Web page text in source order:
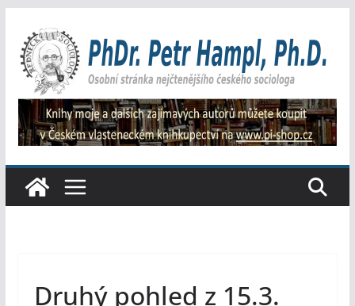
obsah
Druhý pohled z 15.3.